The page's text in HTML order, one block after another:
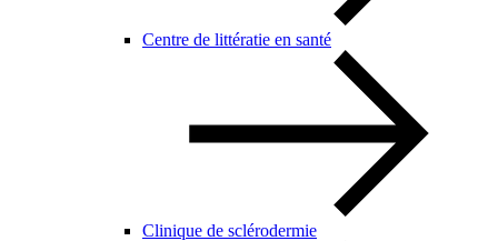
Centre de littératie en santé
Clinique de sclérodermie